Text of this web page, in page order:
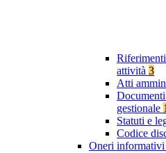
attività 3
Atti
gestionale 1
Statuti e
Codice
Oneri informativi